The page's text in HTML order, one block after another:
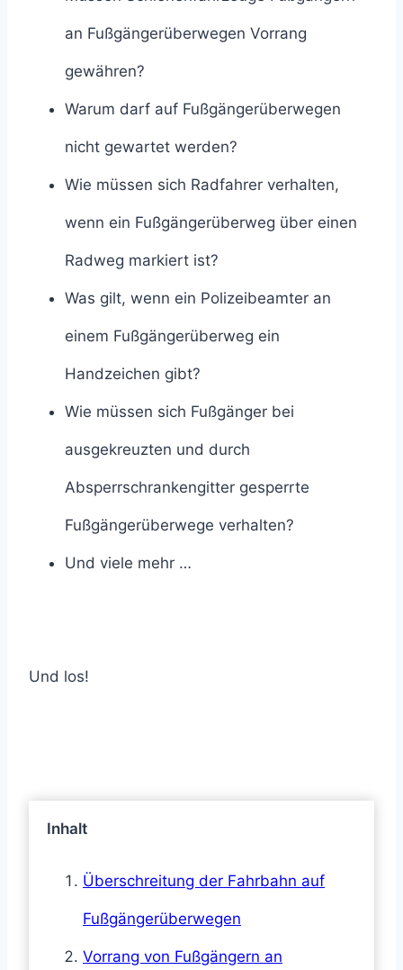
an Fußgängerüberwegen Vorrang
gewähren?
Warum darf auf Fußgängerüberwegen
nicht gewartet werden?
Wie müssen sich Radfahrer verhalten,
wenn ein Fußgängerüberweg über einen
Radweg markiert ist?
Was gilt, wenn ein Polizeibeamter an
einem Fußgängerüberweg ein
Handzeichen gibt?
Wie müssen sich Fußgänger bei
ausgekreuzten und durch
Absperrschrankengitter gesperrte
Fußgängerüberwege verhalten?
Und viele mehr …
Und los!
Inhalt
Überschreitung der Fahrbahn auf
Fußgängerüberwegen
Vorrang von Fußgängern an